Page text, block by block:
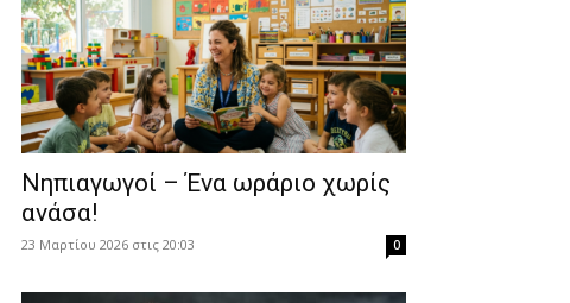
Νηπιαγωγοί – Ένα ωράριο χωρίς
ανάσα!
23 Μαρτίου 2026 στις 20:03 0